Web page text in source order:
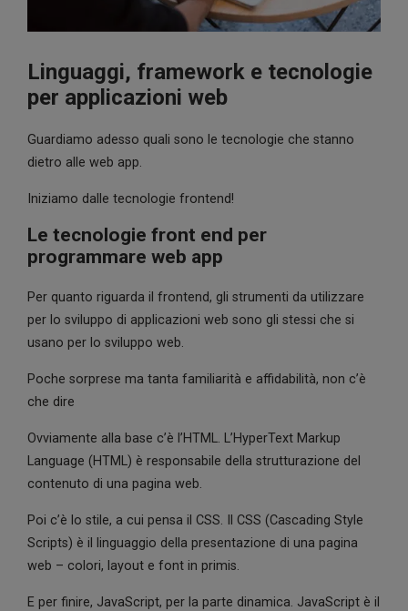
Linguaggi, framework e tecnologie
per applicazioni web
Guardiamo adesso quali sono le tecnologie che stanno
dietro alle web app.
Iniziamo dalle tecnologie frontend!
Le tecnologie front end per
programmare web app
Per quanto riguarda il frontend, gli strumenti da utilizzare
per lo sviluppo di applicazioni web sono gli stessi che si
usano per lo sviluppo web.
Poche sorprese ma tanta familiarità e affidabilità, non c’è
che dire
Ovviamente alla base c’è l’HTML. L’HyperText Markup
Language (HTML) è responsabile della strutturazione del
contenuto di una pagina web.
Poi c’è lo stile, a cui pensa il CSS. Il CSS (Cascading Style
Scripts) è il linguaggio della presentazione di una pagina
web – colori, layout e font in primis.
E per finire, JavaScript, per la parte dinamica. JavaScript è il